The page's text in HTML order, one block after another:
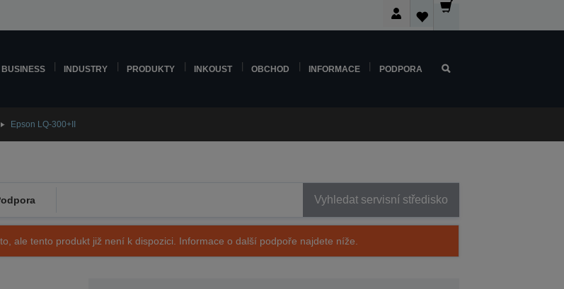
BUSINESS INDUSTRY PRODUKTY INKOUST OBCHOD INFORMACE PODPORA
Epson LQ-300+II
Vyhledat servisní středisko
ale tento produkt již není k dispozici. Informace o další podpoře najdete níže.